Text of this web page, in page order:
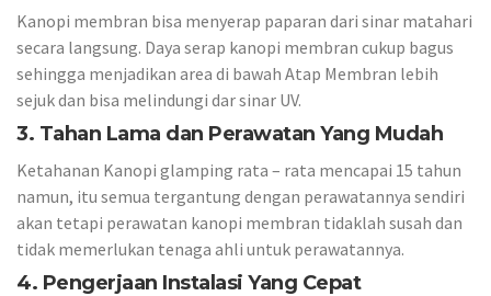
Kanopi membran bisa menyerap paparan dari sinar matahari
secara langsung. Daya serap kanopi membran cukup bagus
sehingga menjadikan area di bawah Atap Membran lebih
sejuk dan bisa melindungi dar sinar UV.
3. Tahan Lama dan Perawatan Yang Mudah
Ketahanan Kanopi glamping rata – rata mencapai 15 tahun
namun, itu semua tergantung dengan perawatannya sendiri
akan tetapi perawatan kanopi membran tidaklah susah dan
tidak memerlukan tenaga ahli untuk perawatannya.
4. Pengerjaan Instalasi Yang Cepat